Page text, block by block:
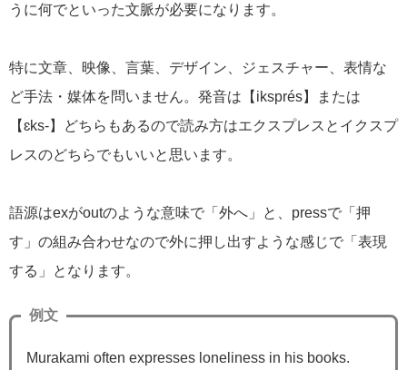
うに何でといった文脈が必要になります。
特に文章、映像、言葉、デザイン、ジェスチャー、表情な
ど手法・媒体を問いません。発音は【iksprés】または
【ɛks-】どちらもあるので読み方はエクスプレスとイクスプ
レスのどちらでもいいと思います。
語源はexがoutのような意味で「外へ」と、pressで「押
す」の組み合わせなので外に押し出すような感じで「表現
する」となります。
例文
Murakami often expresses loneliness in his books.